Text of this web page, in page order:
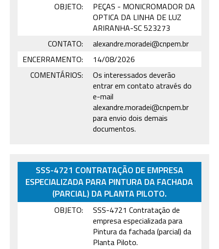
OBJETO:
PEÇAS - MONICROMADOR DA
OPTICA DA LINHA DE LUZ
ARIRANHA-SC 523273
CONTATO:
alexandre.moradei@cnpem.br
ENCERRAMENTO:
14/08/2026
COMENTÁRIOS:
Os interessados deverão
entrar em contato através do
e-mail
alexandre.moradei@cnpem.br
para envio dois demais
documentos.
SSS-4721 CONTRATAÇÃO DE EMPRESA
ESPECIALIZADA PARA PINTURA DA FACHADA
(PARCIAL) DA PLANTA PILOTO.
OBJETO:
SSS-4721 Contratação de
empresa especializada para
Pintura da fachada (parcial) da
Planta Piloto.